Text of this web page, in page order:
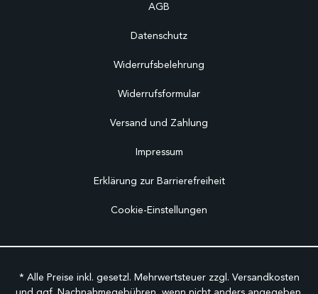
AGB
Datenschutz
Widerrufsbelehrung
Widerrufsformular
Versand und Zahlung
Impressum
Erklärung zur Barrierefreiheit
Cookie-Einstellungen
* Alle Preise inkl. gesetzl. Mehrwertsteuer zzgl. Versandkosten